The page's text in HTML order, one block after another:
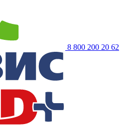
8 800 200 20 62